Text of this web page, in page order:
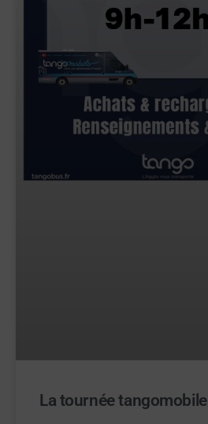
La tournée tangomobile